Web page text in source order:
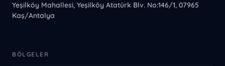
Yeşilköy Mahallesi, Yeşilköy Atatürk Blv. No:146/1, 07965
Kaş/Antalya
BÖLGELER